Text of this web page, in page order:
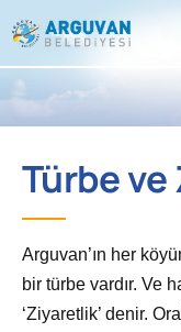
Türbe ve
Arguvan’ın her
bir türbe vardır. Ve
‘Ziyaretlik’ denir.